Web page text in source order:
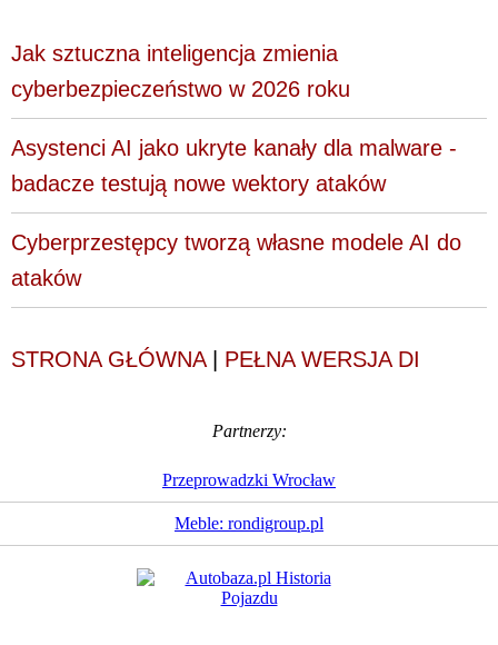
Jak sztuczna inteligencja zmienia
cyberbezpieczeństwo w 2026 roku
Asystenci AI jako ukryte kanały dla malware -
badacze testują nowe wektory ataków
Cyberprzestępcy tworzą własne modele AI do
ataków
STRONA GŁÓWNA| PEŁNA WERSJA DI
Partnerzy:
Przeprowadzki Wrocław
Meble: rondigroup.pl